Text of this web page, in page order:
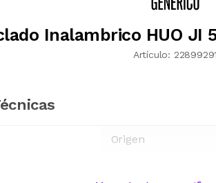
Inalambrico HUO JI
Artículo: 22899291
Origen